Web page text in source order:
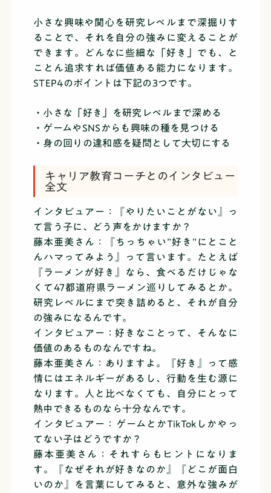
小さな興味や関心を研究レベルまで深掘りす
ることで、それを自分の強みに変えることが
できます。どんなに些細な「好き」でも、と
ことん追求すれば価値ある能力になります。
STEP4のポイントは下記の3つです。
・小さな「好き」を研究レベルまで深める
・ゲームやSNSからも興味の種を見つける
・身の回りの違和感を疑問として大切にする
キャリア教育コーチとのインタビュー
全文
インタビュアー：『やりたいことがない』っ
て言う子に、どう声をかけますか？
藤本亜美さん：『ちっちゃい”好き”にとこと
んハマってみよう』って言います。たとえば
『ラーメンが好き』なら、食べるだけじゃな
くて47都道府県ラーメン巡りしてみるとか。
研究レベルにまで突き詰めると、それが自分
の強みになるんです。
インタビュアー：好きなことって、そんなに
価値のあるものなんですね。
藤本亜美さん：ありますよ。『好き』って感
情にはエネルギーがあるし、行動を生む源に
なります。人と比べなくても、自分にとって
熱中できるものなら十分なんです。
インタビュアー：ゲームとかTikTokしかやっ
てない子はどうですか？
藤本亜美さん：それすらもヒントになりま
す。『なぜそれが好きなのか』『どこが面白
いのか』を言葉にしてみると、意外な強みが